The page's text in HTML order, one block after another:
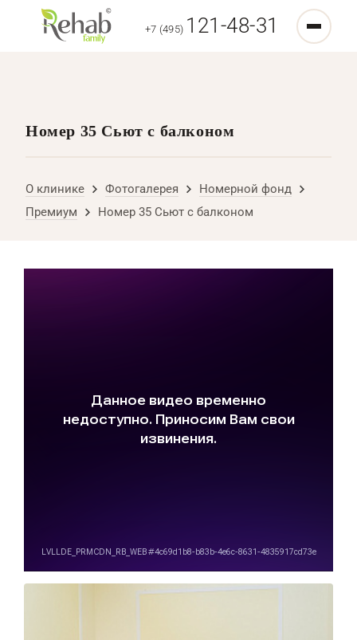
+7 (495) 121-48-31
Номер 35 Сьют с балконом
О клинике Фотогалерея
Номерной фонд
Премиум
Номер 35 Сьют с балконом